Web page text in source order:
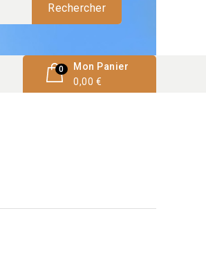
Rechercher
Mon Panier
0
0,00 €